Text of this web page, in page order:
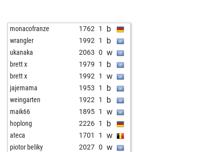
monacofranze 1762 1 b
wrangler 1992 1 b
ukanaka 2063 0 w
brett x 1979 1 b
brett x 1992 1 w
jajemama 1953 1 b
weingarten 1922 1 b
maik66 1895 1 w
hoplong 2226 1 b
ateca 1701 1 w
piotor beliky 2027 0 w